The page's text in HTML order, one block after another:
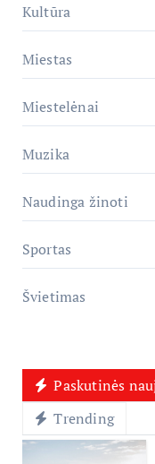
Kultūra
Miestas
Miestelėnai
Muzika
Naudinga žinoti
Sportas
Švietimas
Paskutinės
Trending